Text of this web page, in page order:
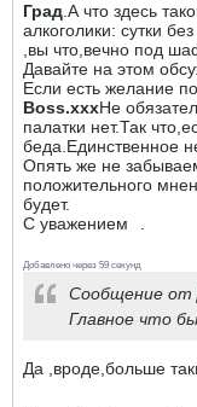
Град.А что здесь
алкоголики: сутки
,вы что,вечно под
Давайте на этом
Если есть желание
Boss.xxxНе
палатки нет.Так
беда.Единственное
Опять же не
положительного
будет.
С уважением
.
Добавлено через 59 секунд
Сообщение от
Главное что
Да ,вроде,больше